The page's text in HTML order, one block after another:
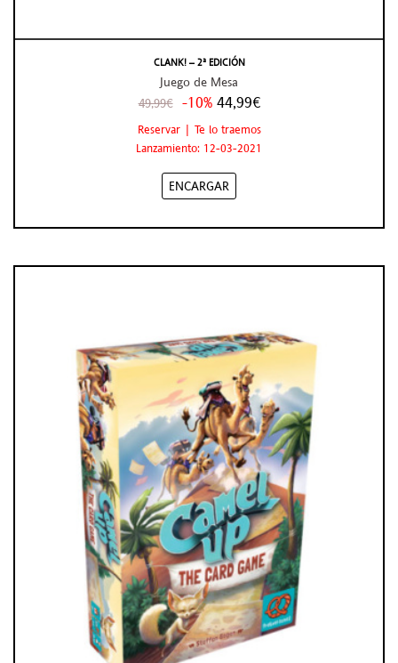
CLANK! – 2ª EDICIÓN
Juego de Mesa
49,99€ -10% 44,99€
Reservar | Te lo traemos
Lanzamiento: 12-03-2021
ENCARGAR